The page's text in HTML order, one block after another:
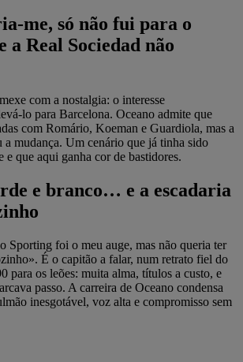
me, só não fui para o
a Real Sociedad não
com a nostalgia: o interesse
lo para Barcelona. Oceano admite que
com Romário, Koeman e Guardiola, mas a
a mudança. Um cenário que já tinha sido
e que aqui ganha cor de bastidores.
e branco… e a escadaria
Sporting foi o meu auge, mas não queria ter
É o capitão a falar, num retrato fiel do
para os leões: muita alma, títulos a custo, e
passo. A carreira de Oceano condensa
inesgotável, voz alta e compromisso sem